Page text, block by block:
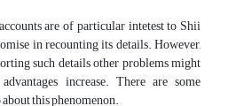
are of particular intetest to Shii
in recounting its details. However,
such details other problems might
increase. There are some
this phenomenon.